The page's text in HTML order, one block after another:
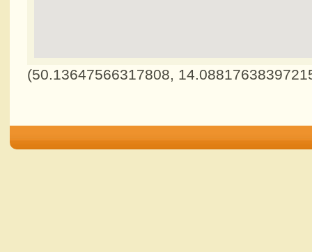
(50.13647566317808,